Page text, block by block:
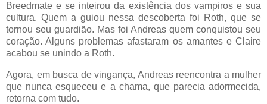
Breedmate e se inteirou da existência dos vampiros e sua
cultura. Quem a guiou nessa descoberta foi Roth, que se
tornou seu guardião. Mas foi Andreas quem conquistou seu
coração. Alguns problemas afastaram os amantes e Claire
acabou se unindo a Roth.
Agora, em busca de vingança, Andreas reencontra a mulher
que nunca esqueceu e a chama, que parecia adormecida,
retorna com tudo.